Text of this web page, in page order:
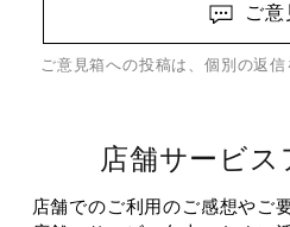
ご意
ご意見箱への投稿は、個別の返信
店舗サービス
店舗でのご利用のご感想やご